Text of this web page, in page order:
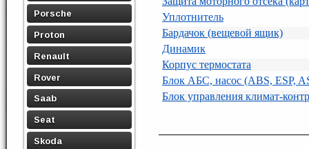
Porsche
Proton
Renault
Rover
Saab
Seat
Skoda
Уплотнитель
Бардачок (вещевой ящик)
Динамик
Корпус термостата
Блок АБС, насос (ABS, ESP,
Блок управления климат-